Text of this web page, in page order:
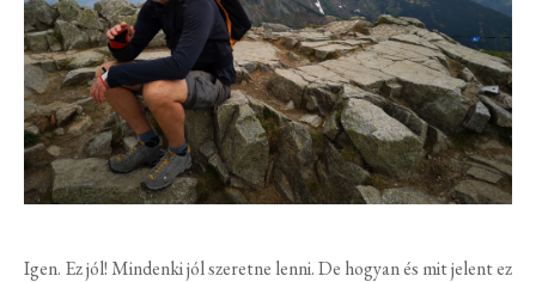
Igen. Ez jól! Mindenki jól szeretne lenni. De hogyan és mit jelent ez